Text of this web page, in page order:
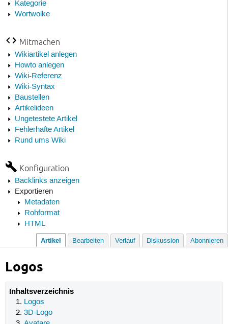
Kategorie
Wortwolke
Mitmachen
Wikiartikel anlegen
Howto anlegen
Wiki-Referenz
Wiki-Syntax
Baustellen
Artikelideen
Ungetestete Artikel
Fehlerhafte Artikel
Rund ums Wiki
Konfiguration
Backlinks anzeigen
Exportieren
Metadaten
Rohformat
HTML
Artikel Bearbeiten Verlauf Diskussion Abonnieren
Logos
Inhaltsverzeichnis
Logos
3D-Logo